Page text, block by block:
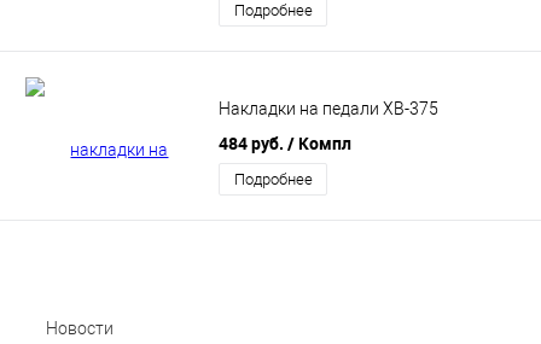
Подробнее
Накладки на педали XB-375
484 руб. / Компл
Подробнее
Новости